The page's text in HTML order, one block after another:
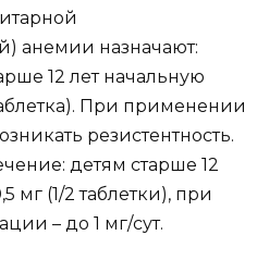
анемии назначают:
12 лет начальную
При применении
резистентность.
детям старше 12
мг (1/2 таблетки), при
– до 1 мг/сут.